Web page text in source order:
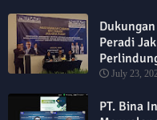
Peradi
July 23,
PT. Bina